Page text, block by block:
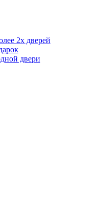
2х дверей
двери